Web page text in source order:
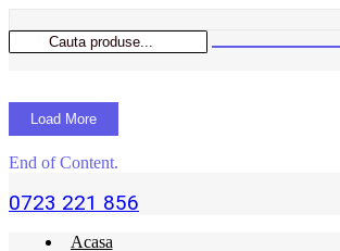
Load More
End of Content.
0723 221 856
Acasa